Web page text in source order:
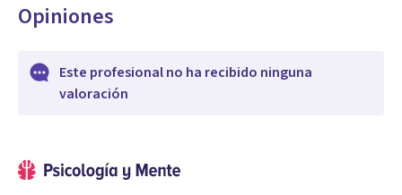
Opiniones
Este profesional no ha recibido ninguna
valoración